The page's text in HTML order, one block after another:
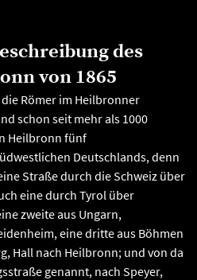
des
von 1865
Römer im Heilbronner
schon seit mehr als 1000
Heilbronn fünf
Deutschlands, denn
Straße durch die Schweiz über
eine durch Tyrol über
zweite aus Ungarn,
eine dritte aus Böhmen
Hall nach Heilbronn; und von da
genannt, nach Speyer,